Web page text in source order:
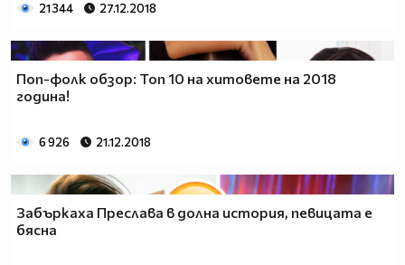
21 344 27.12.2018
Поп-фолк обзор: Топ 10 на хитовете на 2018
година!
6 926 21.12.2018
Забъркаха Преслава в долна история, певицата е
бясна